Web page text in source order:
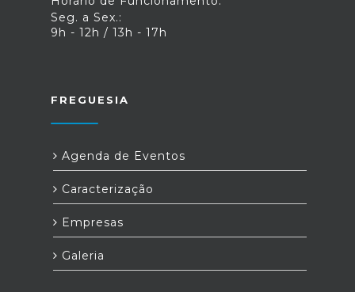
Seg. a Sex.:
9h - 12h / 13h - 17h
FREGUESIA
Agenda de Eventos
Caracterização
Empresas
Galeria